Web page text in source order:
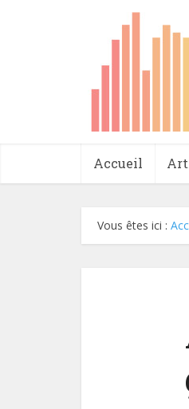
Accueil
Vous êtes ici :